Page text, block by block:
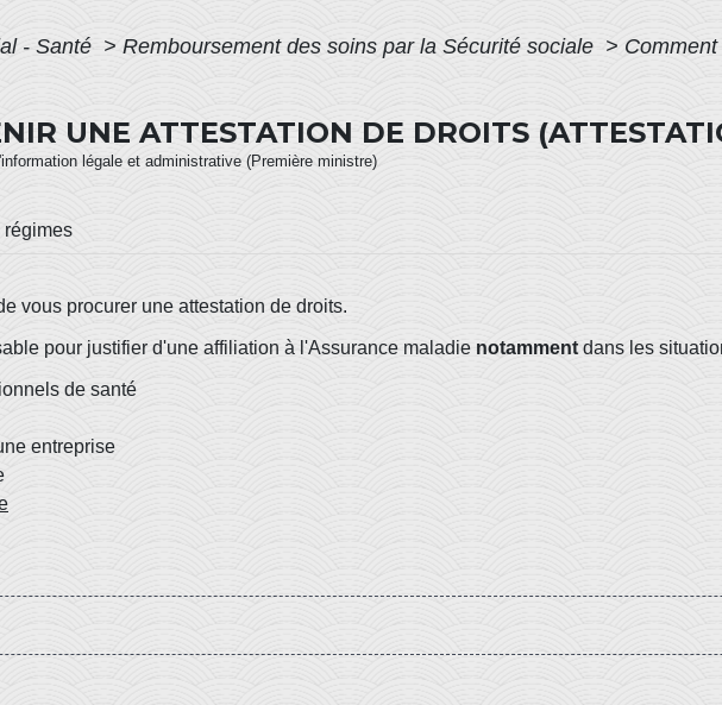
- Santé > Remboursement des soins par la Sécurité sociale >
UNE ATTESTATION DE DROITS
légale et administrative (Première ministre)
régimes
vous procurer une attestation de droits.
pour justifier d'une affiliation à l'Assurance maladie notamment dans les
de santé
entreprise